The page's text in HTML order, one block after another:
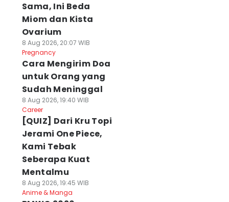
Sama, Ini Beda
Miom dan Kista
Ovarium
8 Aug 2026, 20:07 WIB
Pregnancy
Cara Mengirim Doa
untuk Orang yang
Sudah Meninggal
8 Aug 2026, 19:40 WIB
Career
[QUIZ] Dari Kru Topi
Jerami One Piece,
Kami Tebak
Seberapa Kuat
Mentalmu
8 Aug 2026, 19:45 WIB
Anime & Manga